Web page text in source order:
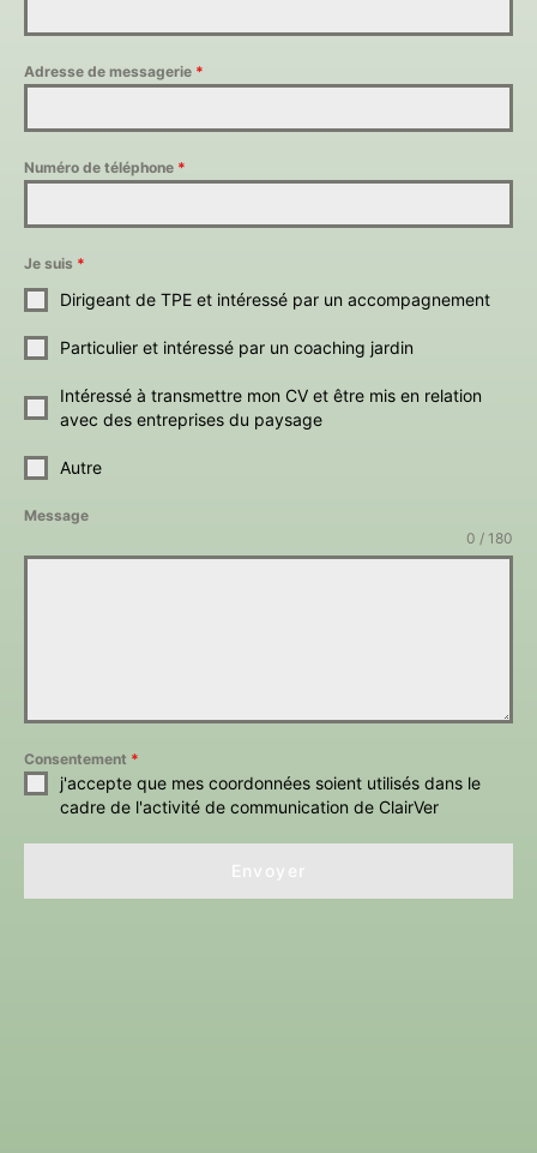
Adresse de messagerie *
Numéro de téléphone *
Je suis *
Dirigeant de TPE et intéressé par un accompagnement
Particulier et intéressé par un coaching jardin
Intéressé à transmettre mon CV et être mis en relation
avec des entreprises du paysage
Autre
Message
0 / 180
Consentement *
j'accepte que mes coordonnées soient utilisés dans le
cadre de l'activité de communication de ClairVer
Envoyer